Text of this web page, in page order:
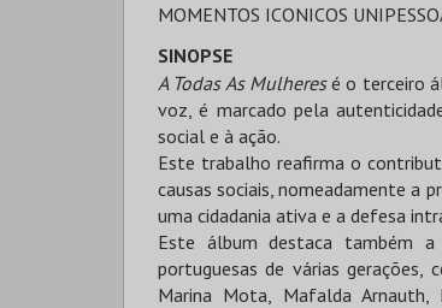
MOMENTOS ICONICOS
SINOPSE
A Todas As Mulheresé o terceiro
voz, é marcado pela
social e à ação.
Este trabalho reafirma o
causas sociais, nomeadamente a
uma cidadania ativa e a defesa
Este álbum destaca também a
portuguesas de várias gerações,
Marina Mota, Mafalda Arnauth,